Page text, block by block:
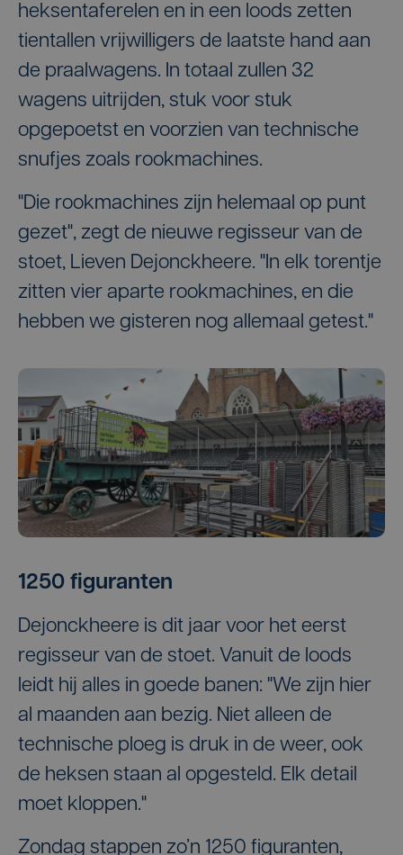
heksentaferelen en in een loods zetten
tientallen vrijwilligers de laatste hand aan
de praalwagens. In totaal zullen 32
wagens uitrijden, stuk voor stuk
opgepoetst en voorzien van technische
snufjes zoals rookmachines.
"Die rookmachines zijn helemaal op punt
gezet", zegt de nieuwe regisseur van de
stoet, Lieven Dejonckheere. "In elk torentje
zitten vier aparte rookmachines, en die
hebben we gisteren nog allemaal getest."
1250 figuranten
Dejonckheere is dit jaar voor het eerst
regisseur van de stoet. Vanuit de loods
leidt hij alles in goede banen: "We zijn hier
al maanden aan bezig. Niet alleen de
technische ploeg is druk in de weer, ook
de heksen staan al opgesteld. Elk detail
moet kloppen."
Zondag stappen zo’n 1250 figuranten,